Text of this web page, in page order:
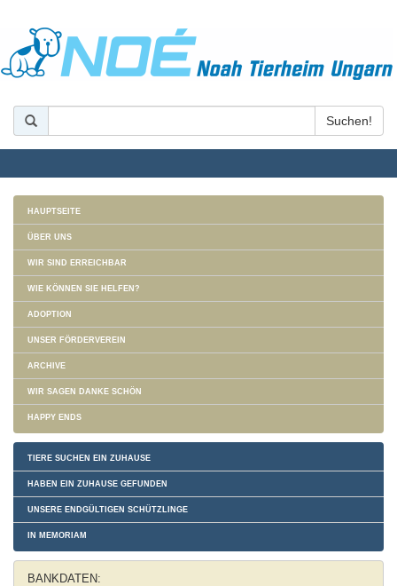
HAUPTSEITE
ÜBER UNS
WIR SIND ERREICHBAR
WIE KÖNNEN SIE HELFEN?
ADOPTION
UNSER FÖRDERVEREIN
ARCHIVE
WIR SAGEN DANKE SCHÖN
HAPPY ENDS
TIERE SUCHEN EIN ZUHAUSE
HABEN EIN ZUHAUSE GEFUNDEN
UNSERE ENDGÜLTIGEN SCHÜTZLINGE
IN MEMORIAM
BANKDATEN: